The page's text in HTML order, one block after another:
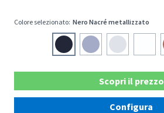
Colore selezionato: Nero Nacré metallizzato
Scopri il prezzo
Configura